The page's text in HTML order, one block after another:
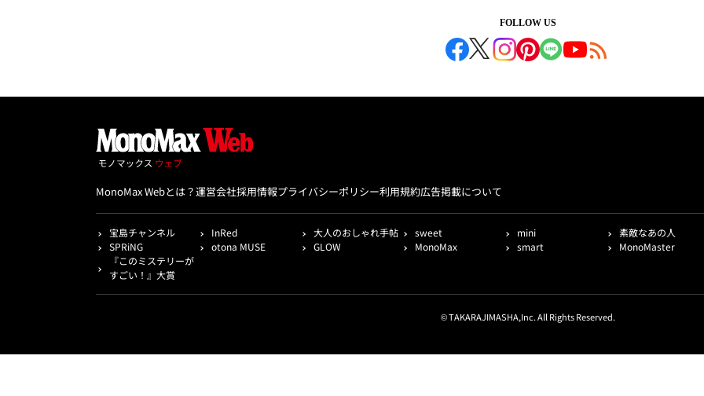
FOLLOW US
MonoMax Webとは？運営会社採用情報プライバシーポリシー利用規約広告掲載について
宝島チャンネル InRed 大人のおしゃれ手帖 sweet mini
素敵なあの人
SPRiNG
otona MUSE GLOW MonoMax smart
MonoMaster
『このミステリーが
すごい！』大賞
© TAKARAJIMASHA,Inc. All Rights Reserved.